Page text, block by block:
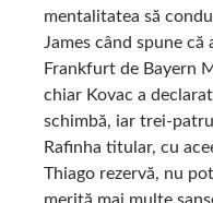
mentalitatea să
James când spune
Frankfurt de Bayern
chiar Kovac a
schimbă, iar trei-
Rafinha titular, cu
Thiago rezervă, nu